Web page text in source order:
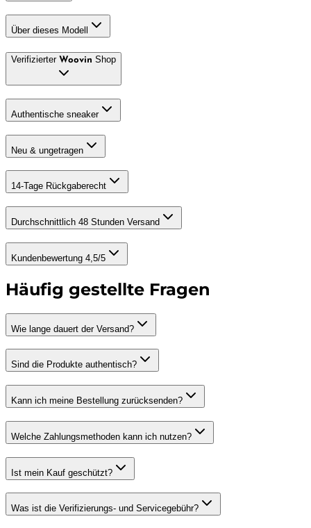
Über dieses Modell
Verifizierter Woovin Shop
Authentische sneaker
Neu & ungetragen
14-Tage Rückgaberecht
Durchschnittlich 48 Stunden Versand
Kundenbewertung 4,5/5
Häufig gestellte Fragen
Wie lange dauert der Versand?
Sind die Produkte authentisch?
Kann ich meine Bestellung zurücksenden?
Welche Zahlungsmethoden kann ich nutzen?
Ist mein Kauf geschützt?
Was ist die Verifizierungs- und Servicegebühr?